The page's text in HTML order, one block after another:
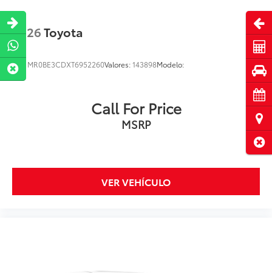
2026Toyota
VIN: MR0BE3CDXT6952260Valores:143898Modelo:
Call For Price
MSRP
VER VEHÍCULO